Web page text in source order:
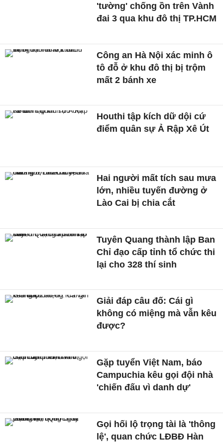
'tường' chống ồn trên Vành
đai 3 qua khu đô thị TP.HCM
Công an Hà Nội xác minh ô
tô đỗ ở khu đô thị bị trộm
mất 2 bánh xe
Houthi tập kích dữ dội cứ
điểm quân sự Ả Rập Xê Út
Hai người mất tích sau mưa
lớn, nhiều tuyến đường ở
Lào Cai bị chia cắt
Tuyên Quang thành lập Ban
Chỉ đạo cấp tỉnh tổ chức thi
lại cho 328 thí sinh
Giải đáp câu đố: Cái gì
không có miệng mà vẫn kêu
được?
Gặp tuyển Việt Nam, báo
Campuchia kêu gọi đội nhà
'chiến đấu vì danh dự'
Gọi hối lộ trọng tài là 'thông
lệ', quan chức LĐBĐ Hàn